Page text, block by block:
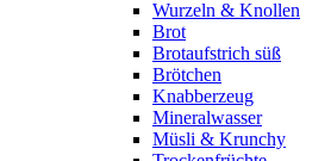
Wurzeln & Knollen
Brot
Brotaufstrich süß
Brötchen
Knabberzeug
Mineralwasser
Müsli & Krunchy